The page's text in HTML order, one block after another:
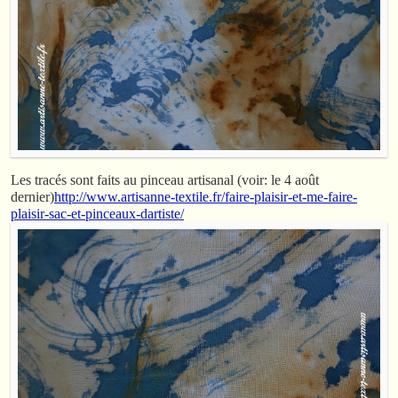
Les tracés sont faits au pinceau artisanal (voir: le 4 août
dernier)http://www.artisanne-textile.fr/faire-plaisir-et-me-faire-
plaisir-sac-et-pinceaux-dartiste/